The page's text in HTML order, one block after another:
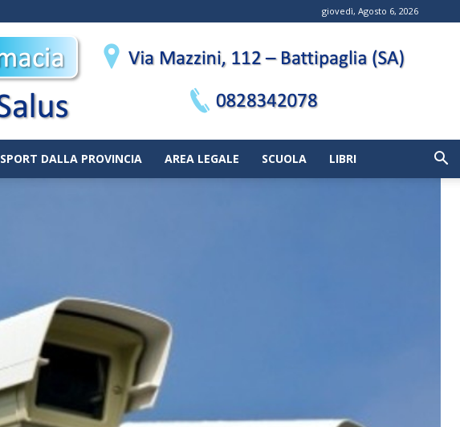
giovedì, Agosto 6, 2026
SPORT DALLA PROVINCIA AREA LEGALE SCUOLA LIBRI